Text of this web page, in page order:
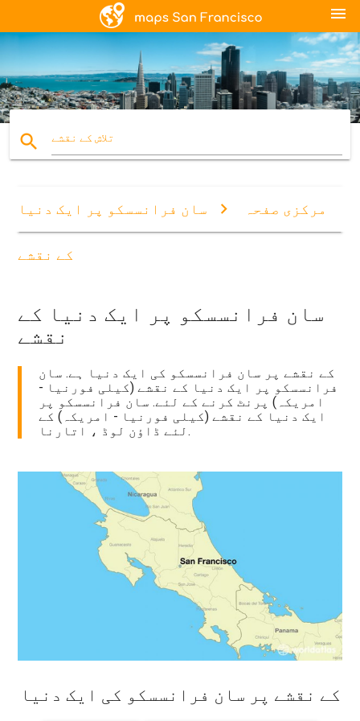
menu
search تلاش کے نقشے
مرکزی صفحہ سان فرانسسکو پر ایک دنیا
کے نقشے
سان فرانسسکو پر ایک دنیا کے
نقشے
کے نقشے پر سان فرانسسکو کی ایک دنیا ہے. سان
فرانسسکو پر ایک دنیا کے نقشے (کیلی فورنیا -
امریکہ) پرنٹ کرنے کے لئے. سان فرانسسکو پر
ایک دنیا کے نقشے (کیلی فورنیا - امریکہ) کے
لئے ڈاؤن لوڈ ، اتارنا.
کے نقشے پر سان فرانسسکو کی ایک دنیا